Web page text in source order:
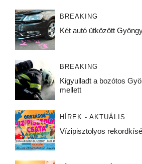
BREAKING
Két autó ütközött
BREAKING
Kigyulladt a bozótos
mellett
HÍREK - AKTUÁLIS
Vízipisztolyos